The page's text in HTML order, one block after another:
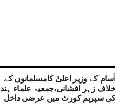
آسام کے وزیر اعلیٰ کامسلمانوں کے
خلاف زہر افشانی،جمعیۃ علماء ہند
کی سپریم کورٹ میں عرضی داخل